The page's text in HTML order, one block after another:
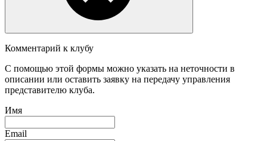
Комментарий к клубу
С помощью этой формы можно указать на неточности в
описании или оставить заявку на передачу управления
представителю клуба.
Имя
Email